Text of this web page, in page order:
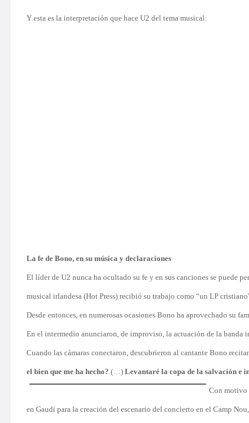
Y esta es la interpretación que hace U2 del tema musical:
La fe de Bono, en su música y declaraciones
El líder de U2 nunca ha ocultado su fe y en sus canciones se puede
musical irlandesa (Hot Press) recibió su trabajo como “un LP
Desde entonces, en numerosas ocasiones Bono ha aprovechado su
En el intermedio anunciaron, de improviso, la actuación de la banda
Cuando las cámaras conectaron, descubrieron al cantante Bono
el bien que me ha hecho? (…) Levantaré la copa de la salvación e
Con motivo
en Gaudí para la creación del escenario del concierto en el Camp